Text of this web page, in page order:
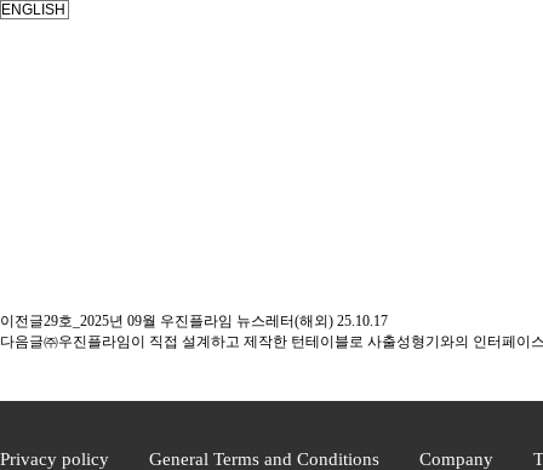
이전글29호_2025년 09월 우진플라임 뉴스레터(해외) 25.10.17
다음글㈜우진플라임이 직접 설계하고 제작한 턴테이블로 사출성형기와의 인터페이
Privacy policy General Terms and Conditions Company